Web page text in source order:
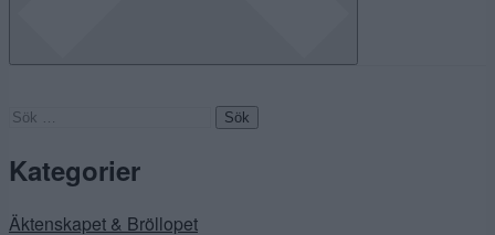
Sök
Kategorier
Äktenskapet & Bröllopet